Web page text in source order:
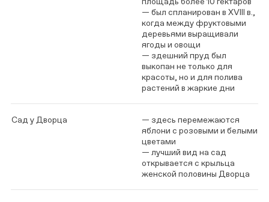
— был спланирован в XVIII в.,
когда между фруктовыми
деревьями выращивали
ягоды и овощи
— здешний пруд был
выкопан не только для
красоты, но и для полива
растений в жаркие дни
Сад у Дворца
— здесь перемежаются
яблони с розовыми и белыми
цветами
— лучший вид на сад
открывается с крыльца
женской половины Дворца